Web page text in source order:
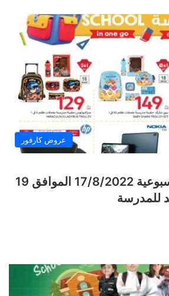
عروض كارفور
عروض كارفور الأسبوعية 17/8/2022 الموافق 19